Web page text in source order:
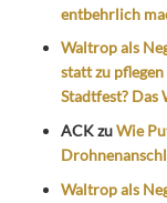
entbehrlich
Waltrop als
statt zu
Stadtfest? Das
ACKzuWie
Waltrop als